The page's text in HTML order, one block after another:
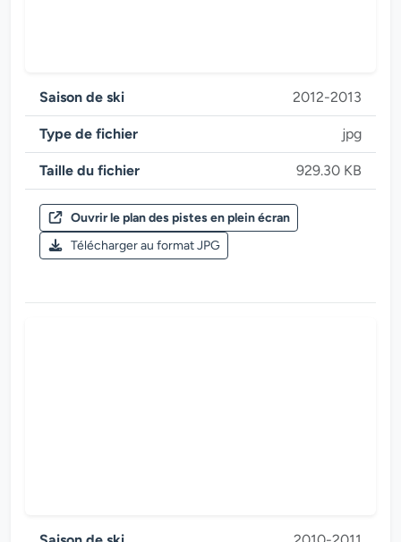
Saison de ski 2012-2013
Zillertal Arena
Saison de ski 2012-2013
Type de fichier jpg
Taille du fichier 929.30 KB
Ouvrir le plan des pistes en plein écran
Télécharger au format JPG